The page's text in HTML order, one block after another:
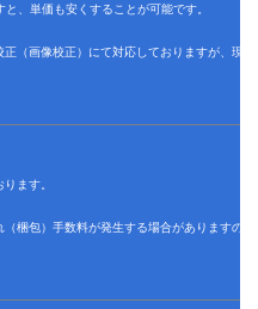
、単価も安くすることが可能です。
（画像校正）にて対応しておりますが、現
ます。
梱包）手数料が発生する場合がありますの